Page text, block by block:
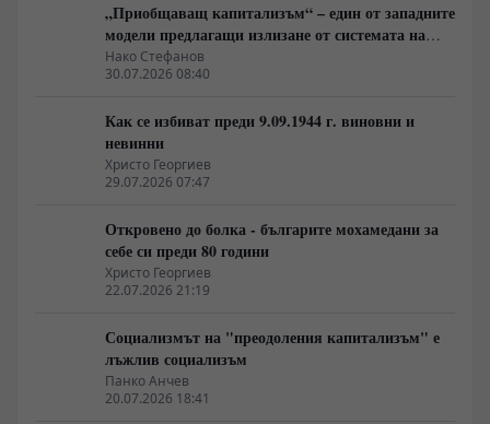
„Приобщаващ капитализъм“ – един от западните
модели предлагащи излизане от системата на
неолиберализма
Нако Стефанов
30.07.2026 08:40
Как се избиват преди 9.09.1944 г. виновни и
невинни
Христо Георгиев
29.07.2026 07:47
Откровено до болка - българите мохамедани за
себе си преди 80 години
Христо Георгиев
22.07.2026 21:19
Социализмът на "преодоления капитализъм" е
лъжлив социализъм
Панко Анчев
20.07.2026 18:41